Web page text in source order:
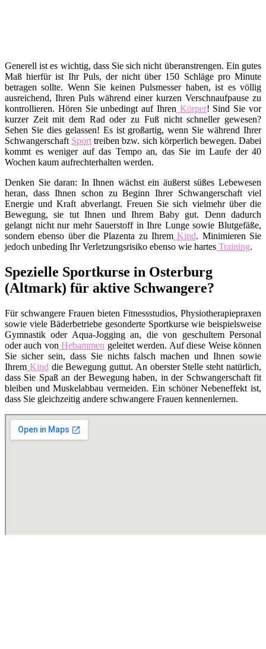
Generell ist es wichtig, dass Sie sich nicht überanstrengen. Ein gutes
Maß hierfür ist Ihr Puls, der nicht über 150 Schläge pro Minute
betragen sollte. Wenn Sie keinen Pulsmesser haben, ist es völlig
ausreichend, Ihren Puls während einer kurzen Verschnaufpause zu
kontrollieren. Hören Sie unbedingt auf Ihren Körper! Sind Sie vor
kurzer Zeit mit dem Rad oder zu Fuß nicht schneller gewesen?
Sehen Sie dies gelassen! Es ist großartig, wenn Sie während Ihrer
Schwangerschaft Sport treiben bzw. sich körperlich bewegen. Dabei
kommt es weniger auf das Tempo an, das Sie im Laufe der 40
Wochen kaum aufrechterhalten werden.
Denken Sie daran: In Ihnen wächst ein äußerst süßes Lebewesen
heran, dass Ihnen schon zu Beginn Ihrer Schwangerschaft viel
Energie und Kraft abverlangt. Freuen Sie sich vielmehr über die
Bewegung, sie tut Ihnen und Ihrem Baby gut. Denn dadurch
gelangt nicht nur mehr Sauerstoff in Ihre Lunge sowie Blutgefäße,
sondern ebenso über die Plazenta zu Ihrem Kind. Minimieren Sie
jedoch unbeding Ihr Verletzungsrisiko ebenso wie hartes Training.
Spezielle Sportkurse in Osterburg
(Altmark) für aktive Schwangere?
Für schwangere Frauen bieten Fitnessstudios, Physiotherapiepraxen
sowie viele Bäderbetriebe gesonderte Sportkurse wie beispielsweise
Gymnastik oder Aqua-Jogging an, die von geschultem Personal
oder auch von Hebammen geleitet werden. Auf diese Weise können
Sie sicher sein, dass Sie nichts falsch machen und Ihnen sowie
Ihrem Kind die Bewegung guttut. An oberster Stelle steht natürlich,
dass Sie Spaß an der Bewegung haben, in der Schwangerschaft fit
bleiben und Muskelabbau vermeiden. Ein schöner Nebeneffekt ist,
dass Sie gleichzeitig andere schwangere Frauen kennenlernen.